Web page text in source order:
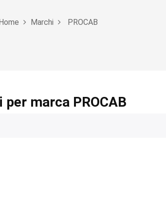
Marchi PROCAB
marca PROCAB